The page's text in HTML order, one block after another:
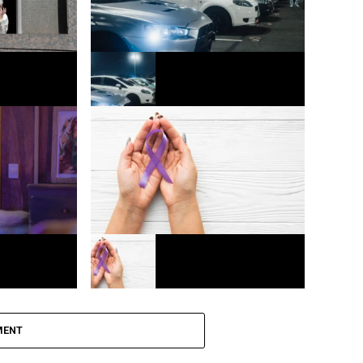
funcional
mais
Mercado automotivo registra 3º melhor
mês de julho em vendas de veículos
a Agosto lilás: Fortaleza realiza ações
mulher